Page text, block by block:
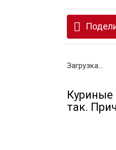
Загрузка...
так.